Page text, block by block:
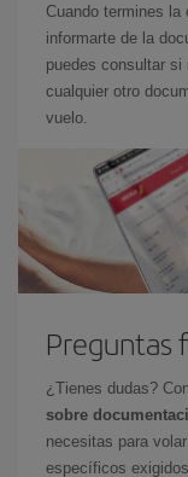
Cuando termines la
informarte de la
puedes consultar si
cualquier otro
vuelo.
Preguntas
¿Tienes dudas?
sobre
necesitas para
específicos